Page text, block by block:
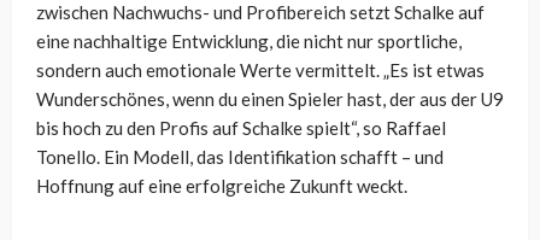
zwischen Nachwuchs- und Profibereich setzt Schalke auf
eine nachhaltige Entwicklung, die nicht nur sportliche,
sondern auch emotionale Werte vermittelt. „Es ist etwas
Wunderschönes, wenn du einen Spieler hast, der aus der U9
bis hoch zu den Profis auf Schalke spielt“, so Raffael
Tonello. Ein Modell, das Identifikation schafft – und
Hoffnung auf eine erfolgreiche Zukunft weckt.